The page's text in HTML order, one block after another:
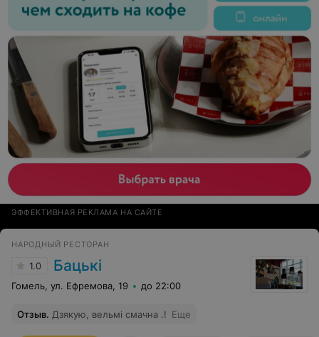
ЭФФЕКТИВНАЯ РЕКЛАМА НА САЙТЕ
НАРОДНЫЙ РЕСТОРАН
1.0 Бацькi
Гомель, ул. Ефремова, 19 до 22:00
Отзыв. Дзякую, вельмi смачна .! Еще